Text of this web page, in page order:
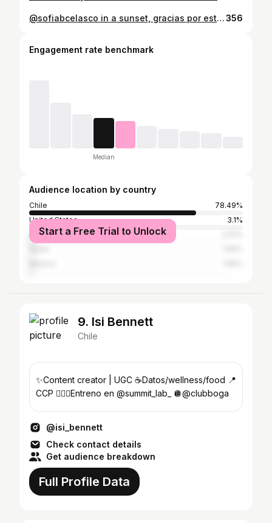
@sofiabcelasco in a sunset, gracias por estas fotos!! Me encantaron. Fascinada con este juego de colores que armamos junto a @itscamilamakingart 🧡💙 #testshoot #portraitphotography #photography356
Engagement rate benchmark
Median
Audience location by country
Chile
78.49%
United States
3.1%
Argentina
Start a Free Trial to Unlock
9. Isi Bennett
Chile
✨Content creator | UGC ☕️Datos/wellness/food 📍
CCP 🏋🏼‍♀️Entreno en @summit_lab_ 🪩@clubboga
@isi_bennett
Check contact details
Get audience breakdown
Full Profile Data